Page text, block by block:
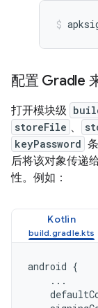
配置 Gradle
打开模块级
storeFile 、
keyPassword
后将该对象传递
性。例如：
Kotlin
android {
...